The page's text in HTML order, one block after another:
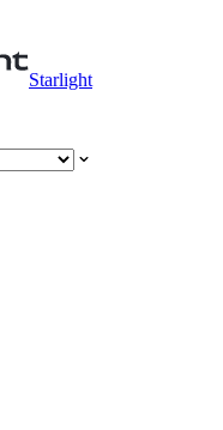
Starlight